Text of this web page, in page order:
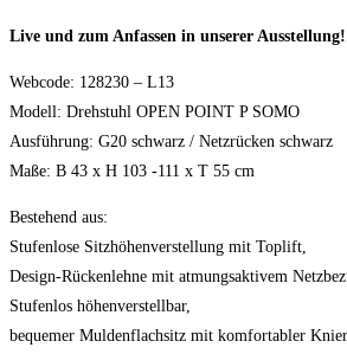
Live und zum Anfassen in unserer Ausstellung!
Webcode: 128230 – L13
Modell: Drehstuhl OPEN POINT P SOMO
Ausführung: G20 schwarz / Netzrücken schwarz
Maße: B 43 x H 103 -111 x T 55 cm
Bestehend aus:
Stufenlose Sitzhöhenverstellung mit Toplift,
Design-Rückenlehne mit atmungsaktivem
Stufenlos höhenverstellbar,
bequemer Muldenflachsitz mit komfortabler